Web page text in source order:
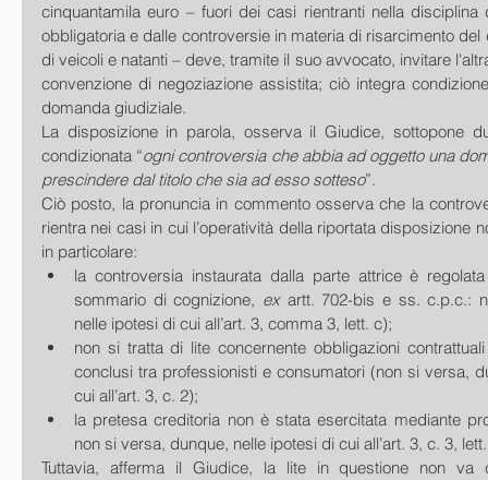
cinquantamila euro – fuori dei casi rientranti nella disciplina
obbligatoria e dalle controversie in materia di risarcimento del
di veicoli e natanti – deve, tramite il suo avvocato, invitare
convenzione di negoziazione assistita; ciò integra
domanda giudiziale.
La disposizione in parola, osserva il Giudice, sottopone
condizionata “ogni controversia che abbia ad oggetto una
prescindere dal titolo che sia ad esso sotteso”.
Ciò posto, la pronuncia in commento osserva che la
rientra nei casi in cui l’operatività della riportata disposizione
in particolare:
la controversia instaurata dalla parte attrice è
sommario di cognizione, ex artt. 702-bis e ss. c.p.c.:
nelle ipotesi di cui all’art. 3, comma 3, lett. c);
non si tratta di lite concernente obbligazioni
conclusi tra professionisti e consumatori (non si versa,
cui all’art. 3, c. 2);
la pretesa creditoria non è stata esercitata mediante
non si versa, dunque, nelle ipotesi di cui all’art. 3, c. 3,
Tuttavia, afferma il Giudice, la lite in questione non va